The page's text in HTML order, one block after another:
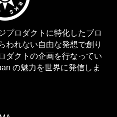
プロダクトに特化したブロ
われない自由な発想で創り
ダクトの企画を行なってい
の魅力を世界に発信しま